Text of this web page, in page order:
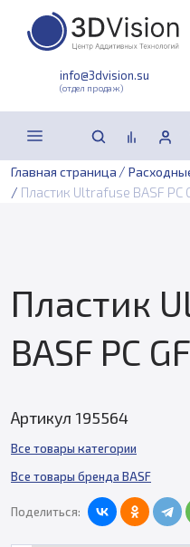
info@3dvision.su
(отдел продаж)
Главная страница /
/ Пластик Ultrafuse BASF PC
Пластик
BASF PC
Артикул 195564
Все товары категории
Все товары бренда BASF
Поделиться: